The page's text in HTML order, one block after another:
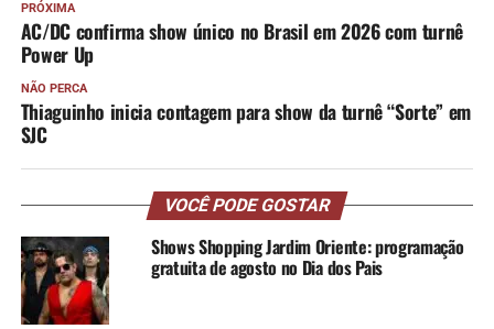
PRÓXIMA
AC/DC confirma show único no Brasil em 2026 com turnê
Power Up
NÃO PERCA
Thiaguinho inicia contagem para show da turnê “Sorte” em
SJC
VOCÊ PODE GOSTAR
Shows Shopping Jardim Oriente: programação
gratuita de agosto no Dia dos Pais